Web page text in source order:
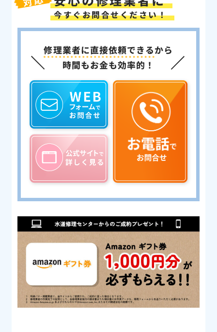
今すぐお問合せください！
修理業者に直接依頼できるから
時間もお金も効率的！